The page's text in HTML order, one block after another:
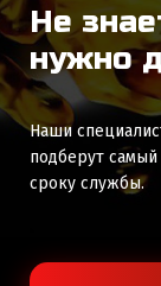
Не
нужно
Наши
подберут
сроку службы.